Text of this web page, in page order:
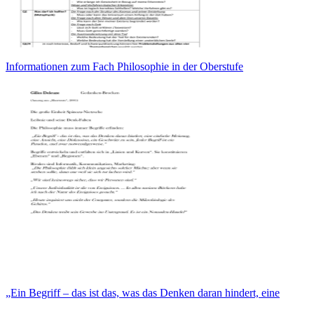
Informationen zum Fach Philosophie in der Oberstufe
„Ein Begriff – das ist das, was das Denken daran hindert, eine